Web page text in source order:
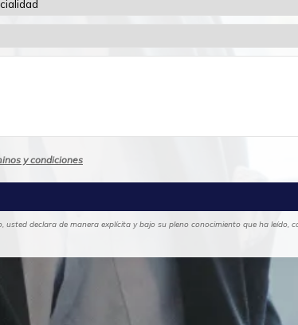
y condiciones
usted declara de manera explícita y bajo su pleno conocimiento que ha